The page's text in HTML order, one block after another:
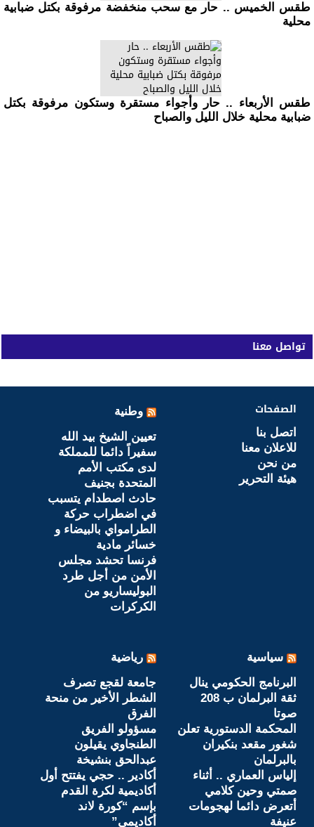
طقس الخميس .. حار مع سحب منخفضة مرفوقة بكتل ضبابية
محلية
طقس الأربعاء .. حار وأجواء مستقرة وستكون مرفوقة بكتل
ضبابية محلية خلال الليل والصباح
تواصل معنا
الصفحات
اتصل بنا
للاعلان معنا
من نحن
هيئة التحرير
وطنية
تعيين الشيخ بيد الله
سفيراً دائما للمملكة
لدى مكتب الأمم
المتحدة بجنيف
حادث اصطدام يتسبب
في اضطراب حركة
الطرامواي بالبيضاء و
خسائر مادية
فرنسا تحشد مجلس
الأمن من أجل طرد
البوليساريو من
الكركرات
سياسية
البرنامج الحكومي ينال
ثقة البرلمان ب 208
صوتا
المحكمة الدستورية تعلن
شغور مقعد بنكيران
بالبرلمان
إلياس العماري .. أثناء
صمتي وحين كلامي
أتعرض دائما لهجومات
عنيفة
رياضية
جامعة لقجع تصرف
الشطر الأخير من منحة
الفرق
مسؤولو الفريق
الطنجاوي يقيلون
عبدالحق بنشيخة
أكادير .. حجي يفتتح أول
أكاديمية لكرة القدم
بإسم “كورة لاند
أكاديمي”